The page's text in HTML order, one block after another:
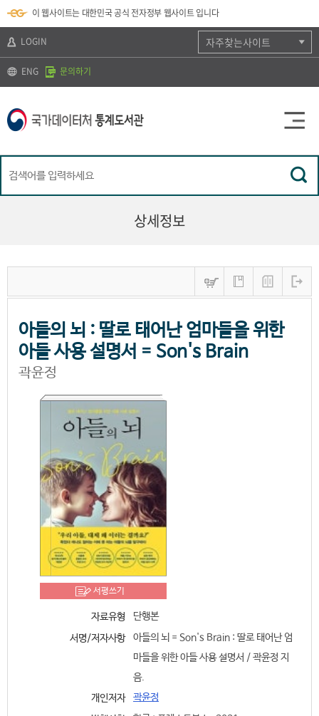
바
로
기
가
기
k
t
)
바
로
기
보
바
가
기
이 웹사이트는 대한민국 공식 전자정부 웹사이트 입니다
LOGIN
ENG 문의하기
자주찾는사이트
상세정보
아들의 뇌 : 딸로 태어난 엄마들을 위한
아들 사용 설명서 = Son's Brain
곽윤정
서평쓰기
자료유형
단행본
서명/저자사항
아들의 뇌 = Son's Brain : 딸로 태어난 엄
마들을 위한 아들 사용 설명서 / 곽윤정 지
음.
개인저자
곽윤정